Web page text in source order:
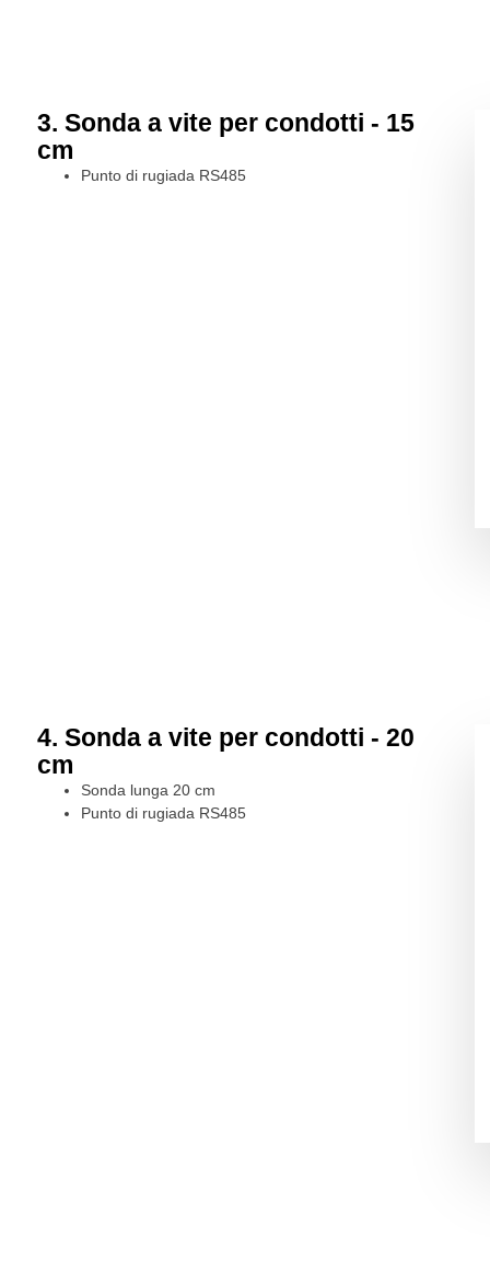
3. Sonda a vite per condotti - 15
cm
Punto di rugiada RS485
4. Sonda a vite per condotti - 20
cm
Sonda lunga 20 cm
Punto di rugiada RS485